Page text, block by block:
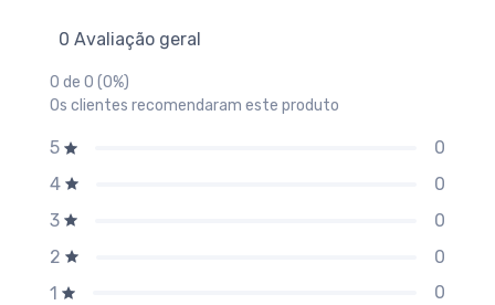
0 Avaliação geral
0 de 0 (0%)
Os clientes recomendaram este produto
5
0
4
0
3
0
2
0
1
0